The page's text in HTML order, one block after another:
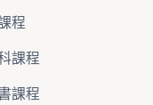
程
課程
課程